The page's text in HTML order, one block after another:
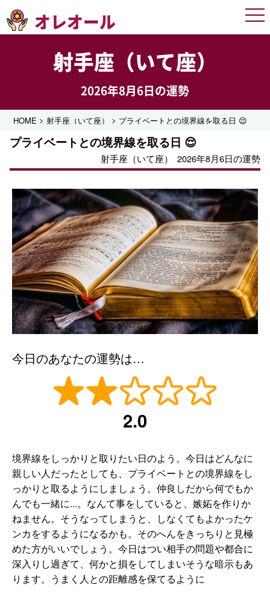
オレオール
射手座（いて座）
2026年8月6日の運勢
HOME >射手座（いて座） > プライベートとの境界線を取る日 😌
プライベートとの境界線を取る日 😌
射手座（いて座） 2026年8月6日の運勢
今日のあなたの運勢は…
2.0
境界線をしっかりと取りたい日のよう。今日はどんなに
親しい人だったとしても、プライベートとの境界線をし
っかりと取るようにしましょう。仲良しだから何でもか
んでも一緒に...。なんて事をしていると、嫉妬を作りか
ねません。そうなってしまうと、しなくてもよかったケ
ンカをするようになるかも。そのへんをきっちりと見極
めた方がいいでしょう。今日はつい相手の問題や都合に
深入りし過ぎて、何かと損をしてしまいそうな暗示もあ
ります。うまく人との距離感を保てるように